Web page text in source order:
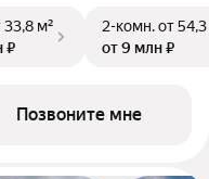
33,8 м²
₽
2-комн.от
от 9 млн ₽
Позвоните мне